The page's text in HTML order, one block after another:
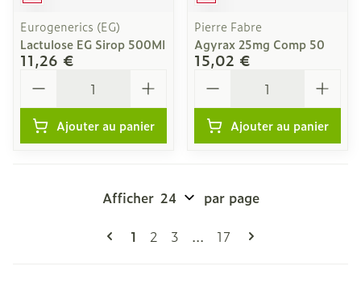
Eurogenerics (EG)
Lactulose EG Sirop 500Ml
11,26 €
Ajouter au panier
Pierre Fabre
Agyrax 25mg Comp 50
15,02 €
Ajouter au panier
Vous lisez actuellement la page
1 Page
2 Page
3 ... Page
17
Afficher par page